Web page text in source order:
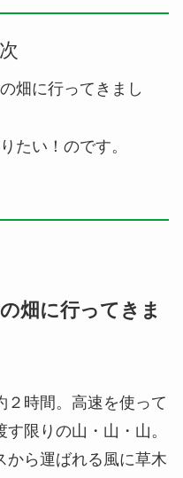
畑に行ってきまし
たい！のです。
畑に行ってきま
２時間。高速を使って
限りの山・山・山。
から運ばれる風に草木